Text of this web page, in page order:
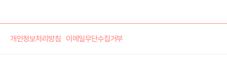
개인정보처리방침 이메일무단수집거부